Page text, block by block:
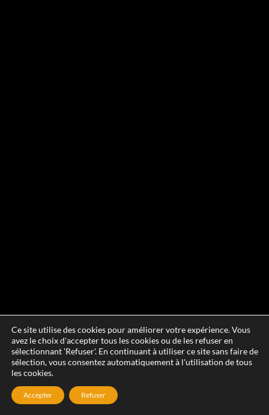
Ce site utilise des cookies pour améliorer votre expérience. Vous
avez le choix d'accepter tous les cookies ou de les refuser en
sélectionnant 'Refuser'. En continuant à utiliser ce site sans faire de
sélection, vous consentez automatiquement à l'utilisation de tous
les cookies.
Accepter Refuser